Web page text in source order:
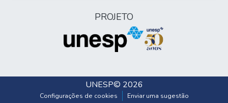
PROJETO
UNESP© 2026
Configurações de cookies Enviar uma sugestão